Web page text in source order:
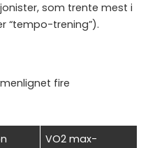
som trente mest i
“tempo-trening”).
fire
VO2 max-